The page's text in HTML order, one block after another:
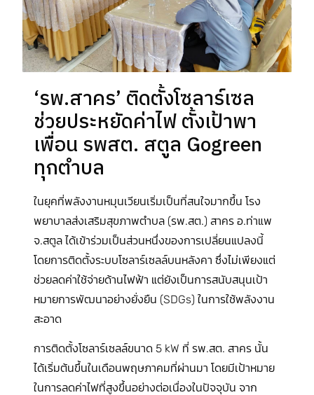
‘รพ.สาคร’ ติดตั้งโซลาร์เซล
ช่วยประหยัดค่าไฟ ตั้งเป้าพา
เพื่อน รพสต. สตูล Gogreen
ทุกตำบล
ในยุคที่พลังงานหมุนเวียนเริ่มเป็นที่สนใจมากขึ้น โรง
พยาบาลส่งเสริมสุขภาพตำบล (รพ.สต.) สาคร อ.ท่าแพ
จ.สตูล ได้เข้าร่วมเป็นส่วนหนึ่งของการเปลี่ยนแปลงนี้
โดยการติดตั้งระบบโซลาร์เซลล์บนหลังคา ซึ่งไม่เพียงแต่
ช่วยลดค่าใช้จ่ายด้านไฟฟ้า แต่ยังเป็นการสนับสนุนเป้า
หมายการพัฒนาอย่างยั่งยืน (SDGs) ในการใช้พลังงาน
สะอาด
การติดตั้งโซลาร์เซลล์ขนาด 5 kW ที่ รพ.สต. สาคร นั้น
ได้เริ่มต้นขึ้นในเดือนพฤษภาคมที่ผ่านมา โดยมีเป้าหมาย
ในการลดค่าไฟที่สูงขึ้นอย่างต่อเนื่องในปัจจุบัน จาก